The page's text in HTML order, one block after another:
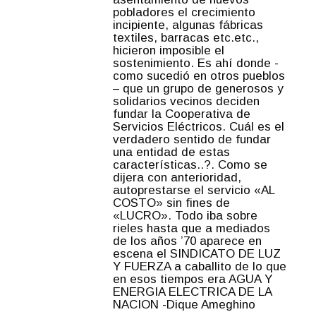
pobladores el crecimiento
incipiente, algunas fábricas
textiles, barracas etc.etc.,
hicieron imposible el
sostenimiento. Es ahí donde -
como sucedió en otros pueblos
– que un grupo de generosos y
solidarios vecinos deciden
fundar la Cooperativa de
Servicios Eléctricos. Cuál es el
verdadero sentido de fundar
una entidad de estas
características..?. Como se
dijera con anterioridad,
autoprestarse el servicio «AL
COSTO» sin fines de
«LUCRO». Todo iba sobre
rieles hasta que a mediados
de los años ’70 aparece en
escena el SINDICATO DE LUZ
Y FUERZA a caballito de lo que
en esos tiempos era AGUA Y
ENERGIA ELECTRICA DE LA
NACION -Dique Ameghino